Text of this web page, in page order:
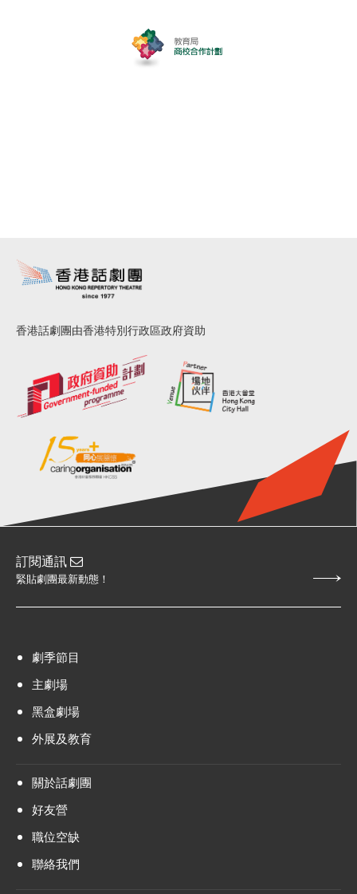
香港話劇團由香港特別行政區政府資助
訂閱通訊
緊貼劇團最新動態！
劇季節目
主劇場
黑盒劇場
外展及教育
關於話劇團
好友營
職位空缺
聯絡我們